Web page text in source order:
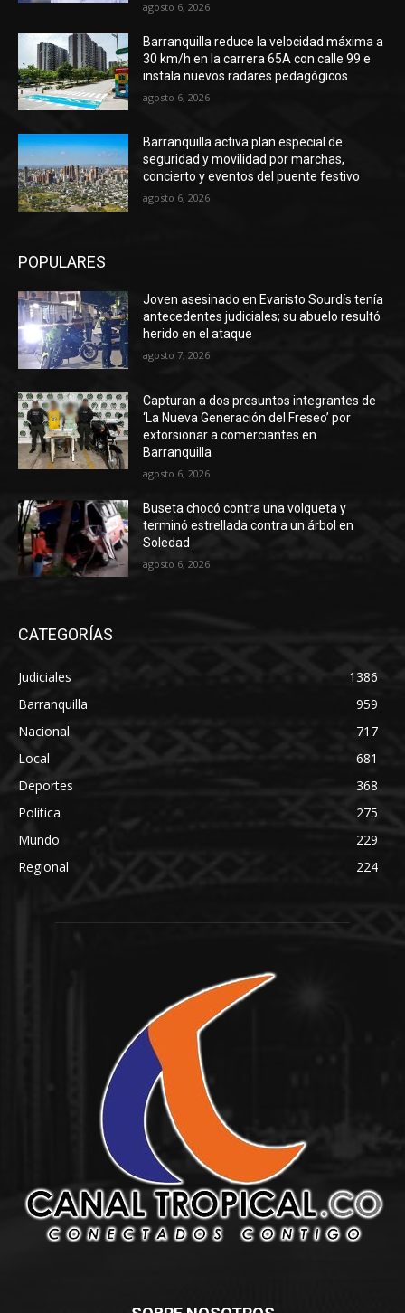
agosto 6, 2026
Barranquilla reduce la velocidad máxima a
30 km/h en la carrera 65A con calle 99 e
instala nuevos radares pedagógicos
agosto 6, 2026
Barranquilla activa plan especial de
seguridad y movilidad por marchas,
concierto y eventos del puente festivo
agosto 6, 2026
POPULARES
Joven asesinado en Evaristo Sourdís tenía
antecedentes judiciales; su abuelo resultó
herido en el ataque
agosto 7, 2026
Capturan a dos presuntos integrantes de
‘La Nueva Generación del Freseo’ por
extorsionar a comerciantes en
Barranquilla
agosto 6, 2026
Buseta chocó contra una volqueta y
terminó estrellada contra un árbol en
Soledad
agosto 6, 2026
CATEGORÍAS
Judiciales
1386
Barranquilla
959
Nacional
717
Local
681
Deportes
368
Política
275
Mundo
229
Regional
224